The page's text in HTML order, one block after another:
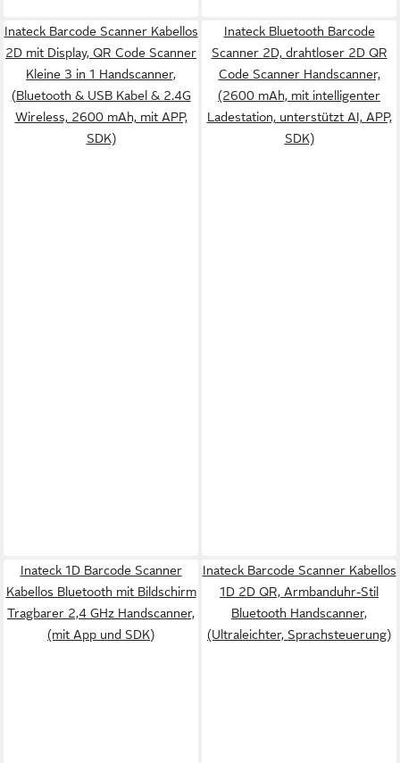
Inateck Barcode Scanner Kabellos
2D mit Display, QR Code Scanner
Kleine 3 in 1 Handscanner,
(Bluetooth & USB Kabel & 2.4G
Wireless, 2600 mAh, mit APP,
SDK)
Inateck Bluetooth Barcode
Scanner 2D, drahtloser 2D QR
Code Scanner Handscanner,
(2600 mAh, mit intelligenter
Ladestation, unterstützt AI, APP,
SDK)
Inateck 1D Barcode Scanner
Kabellos Bluetooth mit Bildschirm
Tragbarer 2,4 GHz Handscanner,
(mit App und SDK)
Inateck Barcode Scanner Kabellos
1D 2D QR, Armbanduhr-Stil
Bluetooth Handscanner,
(Ultraleichter, Sprachsteuerung)